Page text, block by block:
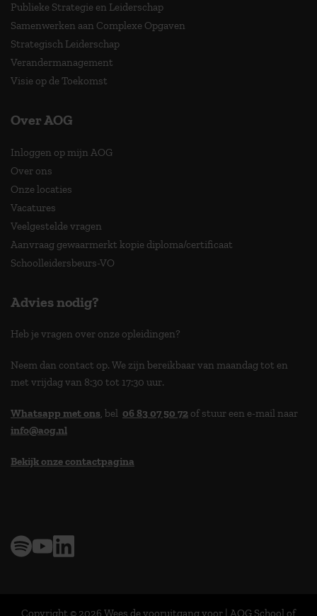
Publieke Strategie en Leiderschap
Samenwerken aan Complexe Opgaven
Strategisch Leiderschap
Verandermanagement
Visie op de Toekomst
Over AOG
Inloggen op mijn AOG
Over ons
Onze locaties
Vacatures
Veelgestelde vragen
Aanvraag gewaarmerkt kopie diploma/certificaat
Schoolleidersbeurs-VO
Advies nodig?
Heb je vragen over onze opleidingen?
Neem dan contact op. We zijn bereikbaar van maandag tot en
met vrijdag van 8:30 tot 17:30 uur.
Whatsapp met ons, bel 06 83 07 50 72 of stuur een e-mail naar
info@aog.nl
Bekijk onze contactpagina
Copyright © 2026 Wees de vooruitgang voor | AOG School of